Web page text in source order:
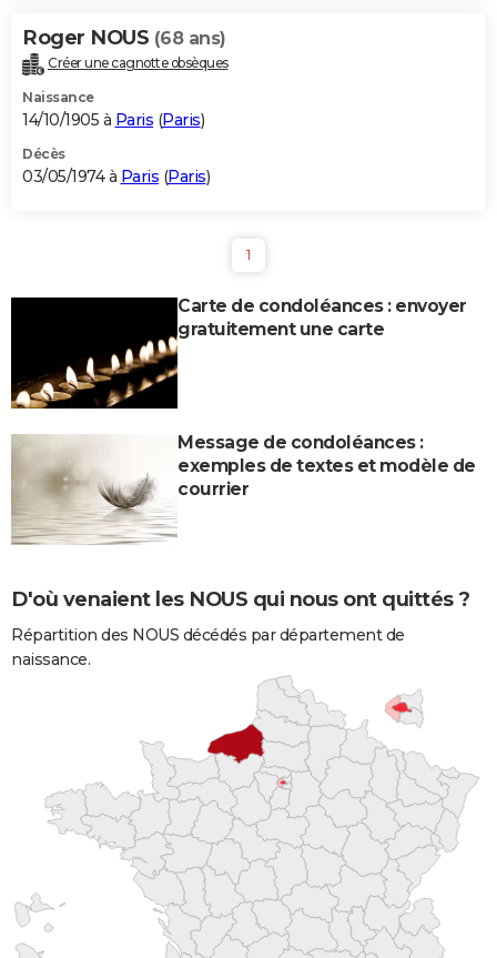
Roger NOUS (68 ans)
Créer une cagnotte obsèques
Naissance
14/10/1905 à Paris (Paris)
Décès
03/05/1974 à Paris (Paris)
1
Carte de condoléances : envoyer
gratuitement une carte
Message de condoléances :
exemples de textes et modèle de
courrier
D'où venaient les NOUS qui nous ont quittés ?
Répartition des NOUS décédés par département de
naissance.